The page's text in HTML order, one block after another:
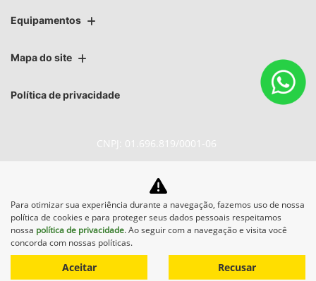
Equipamentos
Mapa do site
Política de privacidade
CNPJ: 01.696.819/0001-06
No trânsito, enxergar o outro
salva vidas.
Desenvolvido pela DEALERSPACE ® Direitos Reservados.
Para otimizar sua experiência durante a navegação, fazemos uso de nossa
política de cookies e para proteger seus dados pessoais respeitamos
nossa política de privacidade. Ao seguir com a navegação e visita você
concorda com nossas políticas.
Aceitar Recusar